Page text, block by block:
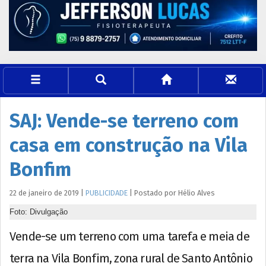
SAJ: Vende-se terreno com
casa em construção na Vila
Bonfim
22 de janeiro de 2019 PUBLICIDADE Postado por Hélio Alves
Foto: Divulgação
Vende-se um terreno com uma tarefa e meia de
terra na Vila Bonfim, zona rural de Santo Antônio